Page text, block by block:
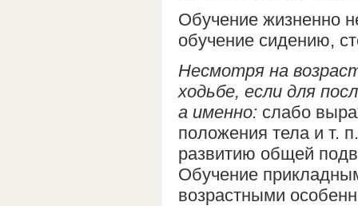
Обучение жизненно
обучение сидению,
Несмотря на
ходьбе, если для
а именно: слабо
положения тела и т.
развитию общей
Обучение
возрастными